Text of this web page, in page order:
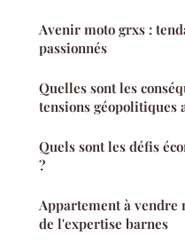
Avenir moto grxs :
passionnés
Quelles sont les
tensions géopolitiques
Quels sont les défis
?
Appartement à
de l'expertise barnes